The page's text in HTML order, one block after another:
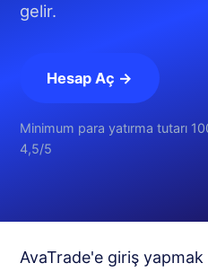
gelir.
Hesap Aç →
Minimum para yatırma tutarı
4,5/5
AvaTrade'e giriş yapmak